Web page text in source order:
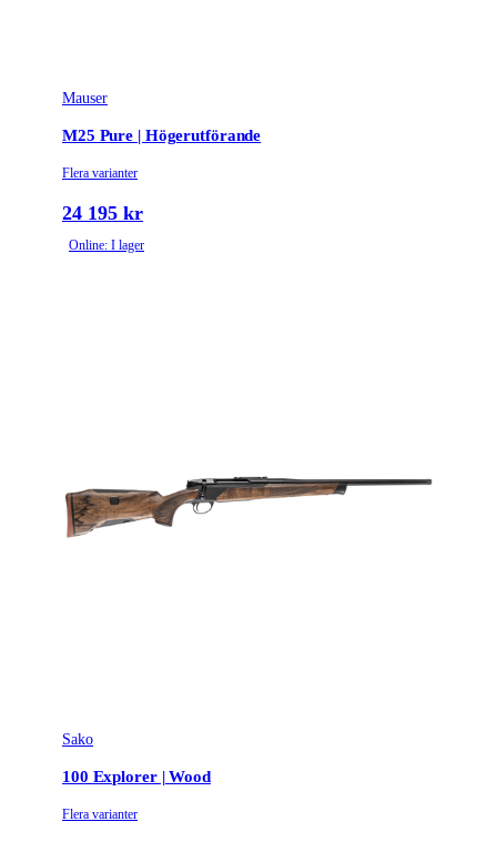
Mauser
M25 Pure | Högerutförande
Flera varianter
24 195 kr
Online: I lager
Sako
100 Explorer | Wood
Flera varianter